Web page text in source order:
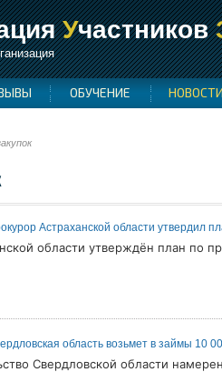
Участников
ОБУЧЕНИЕ
Астраханской области утвердил
области утверждён план по
область возьмет в займы 10
Свердловской области